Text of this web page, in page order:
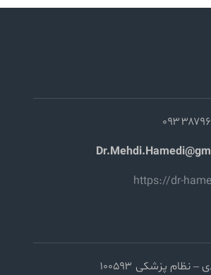
https://dr-
پزشکی ۱۰۰۵۹۳